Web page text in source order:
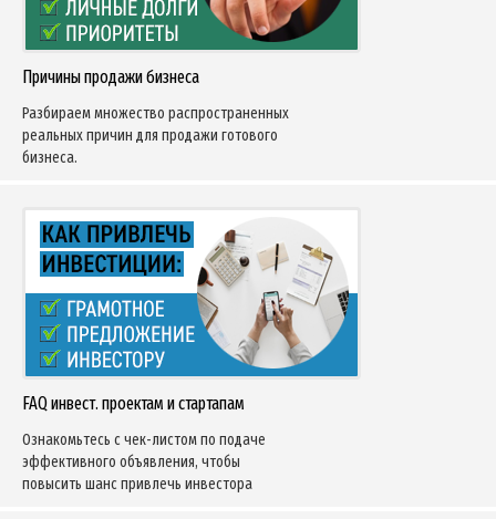
Причины продажи бизнеса
Разбираем множество распространенных
реальных причин для продажи готового
бизнеса.
FAQ инвест. проектам и стартапам
Ознакомьтесь с чек-листом по подаче
эффективного объявления, чтобы
повысить шанс привлечь инвестора